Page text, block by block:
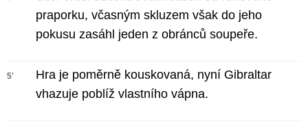
praporku, včasným skluzem však do jeho
pokusu zasáhl jeden z obránců soupeře.
5'
Hra je poměrně kouskovaná, nyní Gibraltar
vhazuje poblíž vlastního vápna.